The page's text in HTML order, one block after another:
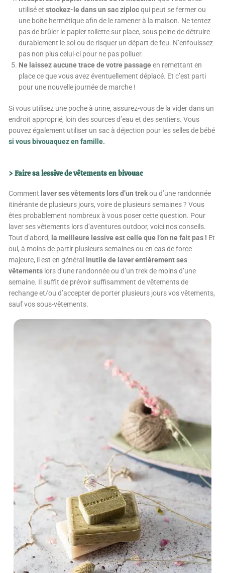
utilisé etstockez-le dans un sac ziplocqui peut se fermer ou
une boîte hermétique afin de le ramener à la maison. Ne tentez
pas de brûler le papier toilette sur place, sous peine de détruire
durablement le sol ou de risquer un départ de feu. N’enfouissez
pas non plus celui-ci pour ne pas polluer.
Ne laissez aucune trace de votre passageen remettant en
place ce que vous avez éventuellement déplacé. Et c’est parti
pour une nouvelle journée de marche !
Si vous utilisez une poche à urine, assurez-vous de la vider dans un
endroit approprié, loin des sources d’eau et des sentiers. Vous
pouvez également utiliser un sac à déjection pour les selles de bébé
si vous bivouaquez en famille.
> Faire sa lessive de vêtements en bivouac
Comment laver ses vêtements lors d’un trekou d’une randonnée
itinérante de plusieurs jours, voire de plusieurs semaines ? Vous
êtes probablement nombreux à vous poser cette question. Pour
laver ses vêtements lors d’aventures outdoor, voici nos conseils.
Tout d’abord, la meilleure lessive est celle que l’on ne fait pas ! Et
oui, à moins de partir plusieurs semaines ou en cas de force
majeure, il est en général inutile de laver entièrement ses
vêtements lors d’une randonnée ou d’un trek de moins d’une
semaine. Il suffit de prévoir suffisamment de vêtements de
rechange et/ou d’accepter de porter plusieurs jours vos vêtements,
sauf vos sous-vêtements.